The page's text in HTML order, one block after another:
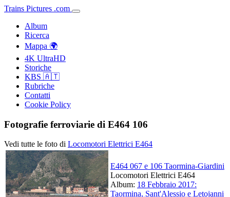
Trains Pictures .com
Album
Ricerca
Mappa 🌍
4K UltraHD
Storiche
KBS 🇦🇹
Rubriche
Contatti
Cookie Policy
Fotografie ferroviarie di E464 106
Vedi tutte le foto di Locomotori Elettrici E464
E464 067 e 106 Taormina-Giardini
Locomotori Elettrici E464
Album: 18 Febbraio 2017:
Taormina, Sant'Alessio e Letojanni